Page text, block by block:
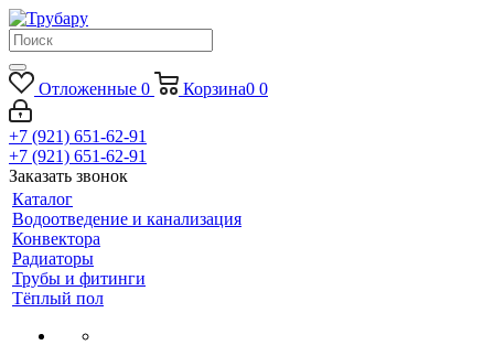
Отложенные 0 Корзина0 0
+7 (921) 651-62-91
+7 (921) 651-62-91
Заказать звонок
Каталог
Водоотведение и канализация
Конвектора
Радиаторы
Трубы и фитинги
Тёплый пол